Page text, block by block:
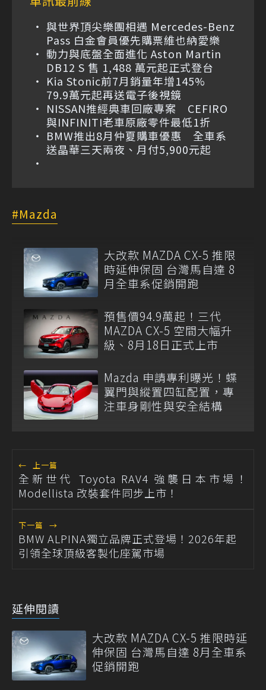
與世界頂尖樂團相遇 Mercedes-Benz
Pass 白金會員優先購票維也納愛樂
動力與底盤全面進化 Aston Martin
DB12 S 售 1,488 萬元起正式登台
Kia Stonic前7月銷量年增145%
79.9萬元起再送電子後視鏡
NISSAN推經典車回廠專案 CEFIRO
與INFINITI老車原廠零件最低1折
BMW推出8月仲夏購車優惠 全車系
送晶華三天兩夜、月付5,900元起
Mazda
大改款 MAZDA CX-5 推限
時延伸保固 台灣馬自達 8
月全車系促銷開跑
預售價94.9萬起！三代
MAZDA CX-5 空間大幅升
級、8月18日正式上市
Mazda 申請專利曝光！蝶
翼門與縱置四缸配置，專
注車身剛性與安全結構
← 上一篇
全新世代 Toyota RAV4 強襲日本市場！
Modellista 改裝套件同步上市！
下一篇 →
BMW ALPINA獨立品牌正式登場！2026年起
引領全球頂級客製化座駕市場
延伸閱讀
大改款 MAZDA CX-5 推限時延
伸保固 台灣馬自達 8月全車系
促銷開跑